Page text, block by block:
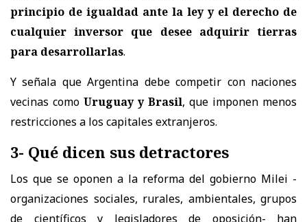
principio de igualdad ante la ley y el derecho de
cualquier inversor que desee adquirir tierras
para desarrollarlas.
Y señala que Argentina debe competir con naciones
vecinas como Uruguay y Brasil, que imponen menos
restricciones a los capitales extranjeros.
3- Qué dicen sus detractores
Los que se oponen a la reforma del gobierno Milei -
organizaciones sociales, rurales, ambientales, grupos
de científicos y legisladores de oposición- han